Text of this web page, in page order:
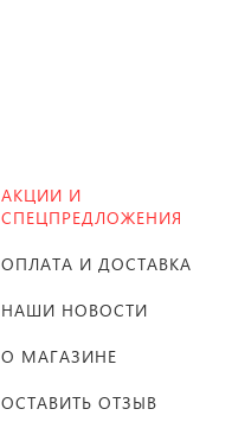
АКЦИИ И
СПЕЦПРЕДЛОЖЕНИЯ
ОПЛАТА И ДОСТАВКА
НАШИ НОВОСТИ
О МАГАЗИНЕ
ОСТАВИТЬ ОТЗЫВ